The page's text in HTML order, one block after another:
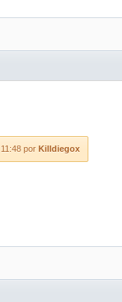
por Killdiegox